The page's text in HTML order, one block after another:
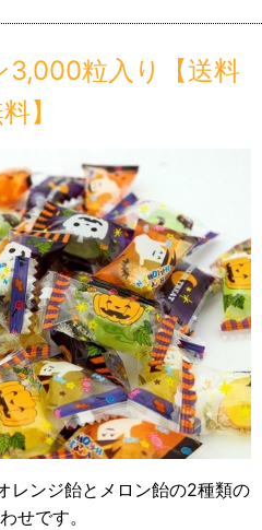
3,000粒入り【送料
】
レンジ飴とメロン飴の2種類の
せです。